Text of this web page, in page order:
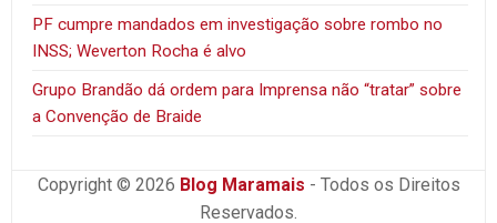
PF cumpre mandados em investigação sobre rombo no
INSS; Weverton Rocha é alvo
Grupo Brandão dá ordem para Imprensa não “tratar” sobre
a Convenção de Braide
Copyright © 2026 Blog Maramais - Todos os Direitos
Reservados.